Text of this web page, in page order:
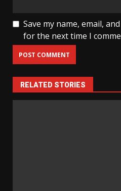
Save my name, email,
for the next time I
RELATED STORIES